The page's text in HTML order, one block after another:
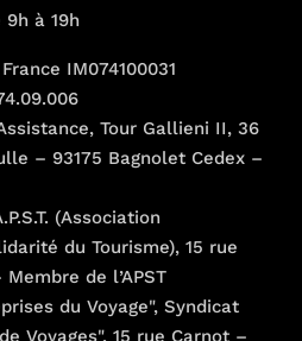
à 19h
IM074100031
Tour Gallieni II, 36
– 93175 Bagnolet Cedex –
(Association
du Tourisme), 15 rue
de l’APST
du Voyage", Syndicat
Voyages", 15 rue Carnot –